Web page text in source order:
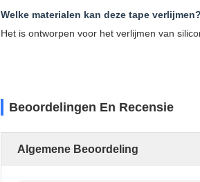
Welke materialen kan deze tape verlijmen?
Het is ontworpen voor het verlijmen van
Beoordelingen En Recensie
Algemene Beoordeling